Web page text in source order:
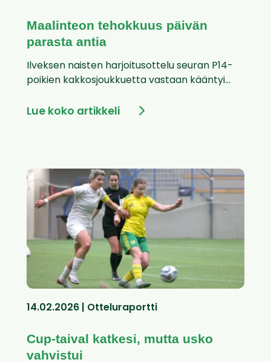
Maalinteon tehokkuus päivän
parasta antia
Ilveksen naisten harjoitusottelu seuran P14-
poikien kakkosjoukkuetta vastaan kääntyi...
Lue koko artikkeli
14.02.2026 | Otteluraportti
Cup-taival katkesi, mutta usko
vahvistui